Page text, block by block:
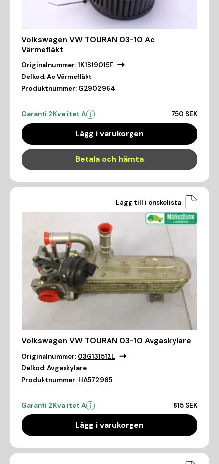
Volkswagen VW TOURAN 03-10 Ac
Värmefläkt
Originalnummer:1K1819015F
Delkod:Ac Värmefläkt
Produktnummer: G2902964
Garanti 2Kvalitet A 750 SEK
Lägg i varukorgen
Betala och hämta
Lägg till i önskelista
Volkswagen VW TOURAN 03-10 Avgaskylare
Originalnummer: 03G131512L
Delkod:Avgaskylare
Produktnummer: HA572965
Garanti 2Kvalitet A 815 SEK
Lägg i varukorgen